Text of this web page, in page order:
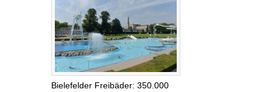
Bielefelder Freibäder: 350.000